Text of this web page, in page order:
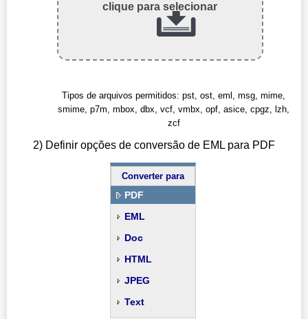
clique para selecionar
Tipos de arquivos permitidos: pst, ost, eml, msg, mime,
smime, p7m, mbox, dbx, vcf, vmbx, opf, asice, cpgz, lzh,
zcf
2) Definir opções de conversão de EML para PDF
Converter para
PDF
EML
Doc
HTML
JPEG
Text